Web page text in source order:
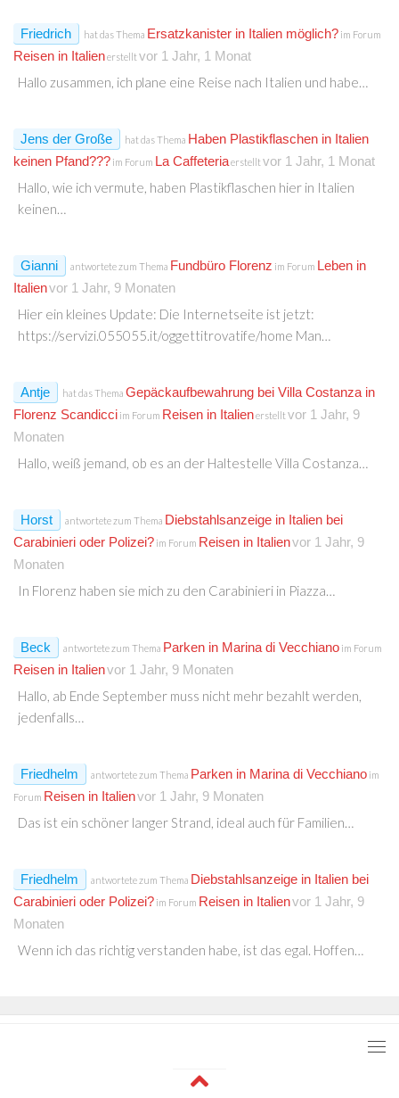
Friedrich hat das Thema Ersatzkanister in Italien möglich? im Forum
Reisen in Italienerstellt vor 1 Jahr, 1 Monat
Hallo zusammen, ich plane eine Reise nach Italien und habe…
Jens der Große hat das Thema Haben Plastikflaschen in Italien
keinen Pfand??? im Forum La Caffeteriaerstellt vor 1 Jahr, 1 Monat
Hallo, wie ich vermute, haben Plastikflaschen hier in Italien
keinen…
Gianni antwortete zum Thema Fundbüro Florenz im Forum Leben in
Italienvor 1 Jahr, 9 Monaten
Hier ein kleines Update: Die Internetseite ist jetzt:
https://servizi.055055.it/oggettitrovatife/home Man…
Antje hat das Thema Gepäckaufbewahrung bei Villa Costanza in
Florenz Scandicci im Forum Reisen in Italienerstellt vor 1 Jahr, 9
Monaten
Hallo, weiß jemand, ob es an der Haltestelle Villa Costanza…
Horst antwortete zum Thema Diebstahlsanzeige in Italien bei
Carabinieri oder Polizei? im Forum Reisen in Italienvor 1 Jahr, 9
Monaten
In Florenz haben sie mich zu den Carabinieri in Piazza…
Beck antwortete zum Thema Parken in Marina di Vecchiano im Forum
Reisen in Italienvor 1 Jahr, 9 Monaten
Hallo, ab Ende September muss nicht mehr bezahlt werden,
jedenfalls…
Friedhelm antwortete zum Thema Parken in Marina di Vecchiano im
Forum Reisen in Italienvor 1 Jahr, 9 Monaten
Das ist ein schöner langer Strand, ideal auch für Familien…
Friedhelm antwortete zum Thema Diebstahlsanzeige in Italien bei
Carabinieri oder Polizei? im Forum Reisen in Italienvor 1 Jahr, 9
Monaten
Wenn ich das richtig verstanden habe, ist das egal. Hoffen…